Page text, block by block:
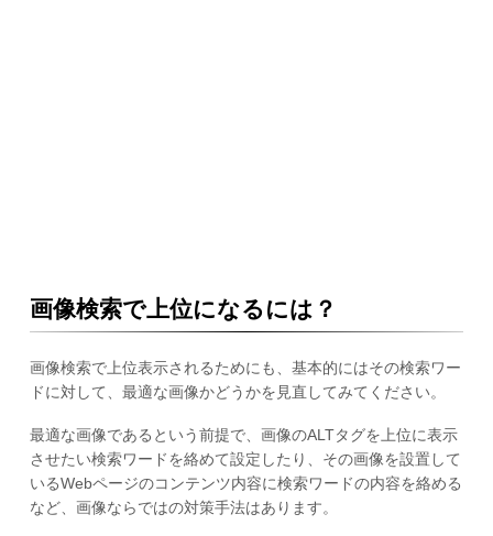
画像検索で上位になるには？
画像検索で上位表示されるためにも、基本的にはその検索ワー
ドに対して、最適な画像かどうかを見直してみてください。
最適な画像であるという前提で、画像のALTタグを上位に表示
させたい検索ワードを絡めて設定したり、その画像を設置して
いるWebページのコンテンツ内容に検索ワードの内容を絡める
など、画像ならではの対策手法はあります。